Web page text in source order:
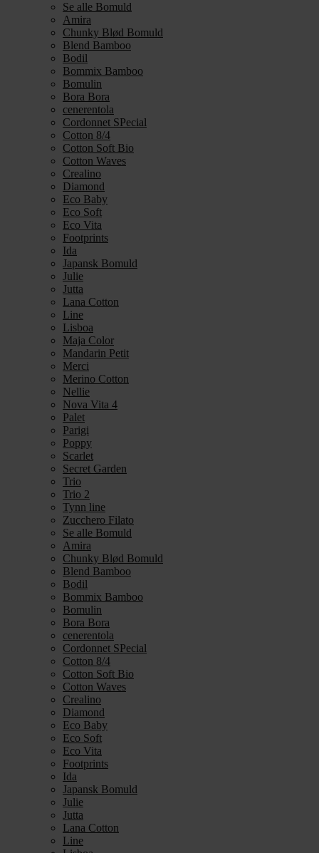
Se alle Bomuld
Amira
Chunky Blød Bomuld
Blend Bamboo
Bodil
Bommix Bamboo
Bomulin
Bora Bora
cenerentola
Cordonnet SPecial
Cotton 8/4
Cotton Soft Bio
Cotton Waves
Crealino
Diamond
Eco Baby
Eco Soft
Eco Vita
Footprints
Ida
Japansk Bomuld
Julie
Jutta
Lana Cotton
Line
Lisboa
Maja Color
Mandarin Petit
Merci
Merino Cotton
Nellie
Nova Vita 4
Palet
Parigi
Poppy
Scarlet
Secret Garden
Trio
Trio 2
Tynn line
Zucchero Filato
Se alle Bomuld
Amira
Chunky Blød Bomuld
Blend Bamboo
Bodil
Bommix Bamboo
Bomulin
Bora Bora
cenerentola
Cordonnet SPecial
Cotton 8/4
Cotton Soft Bio
Cotton Waves
Crealino
Diamond
Eco Baby
Eco Soft
Eco Vita
Footprints
Ida
Japansk Bomuld
Julie
Jutta
Lana Cotton
Line